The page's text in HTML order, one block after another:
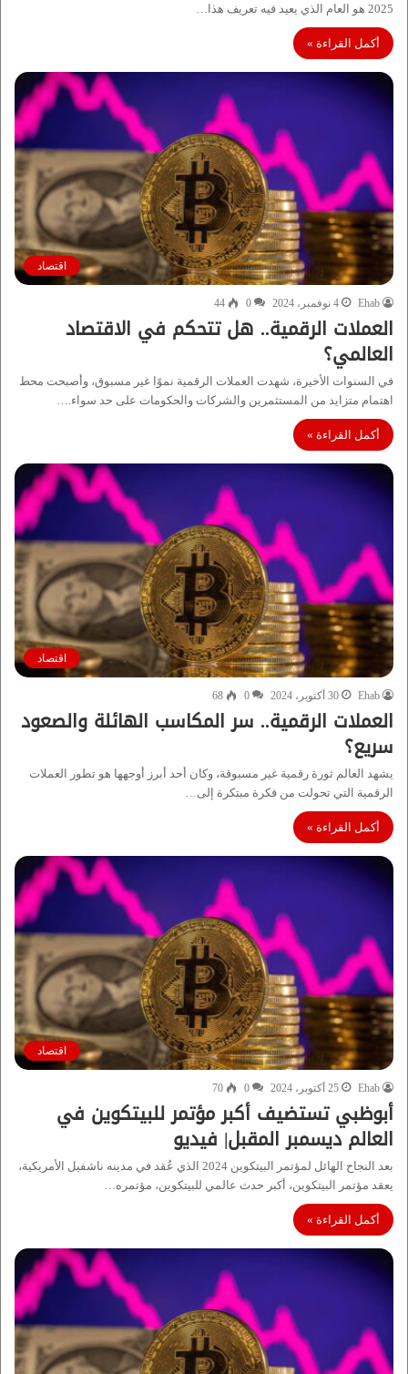
2025 هو العام الذي يعيد فيه تعريف هذا…
أكمل القراءة »
اقتصاد
Ehab 4 نوفمبر، 2024 0
44
العملات الرقمية.. هل تتحكم في الاقتصاد
العالمي؟
في السنوات الأخيرة، شهدت العملات الرقمية نموًا غير مسبوق، وأصبحت محط
اهتمام متزايد من المستثمرين والشركات والحكومات على حد سواء.…
أكمل القراءة »
اقتصاد
Ehab 30 أكتوبر، 2024 0
68
العملات الرقمية.. سر المكاسب الهائلة والصعود
سريع؟
يشهد العالم ثورة رقمية غير مسبوقة، وكان أحد أبرز أوجهها هو تطور العملات
الرقمية التي تحولت من فكرة مبتكرة إلى…
أكمل القراءة »
اقتصاد
Ehab 25 أكتوبر، 2024 0
70
أبوظبي تستضيف أكبر مؤتمر للبيتكوين في
العالم ديسمبر المقبل| فيديو
بعد النجاح الهائل لمؤتمر البيتكوين 2024 الذي عُقد في مدينه ناشفيل الأمريكية،
يعقد مؤتمر البيتكوين، أكبر حدث عالمي للبيتكوين، مؤتمره…
أكمل القراءة »